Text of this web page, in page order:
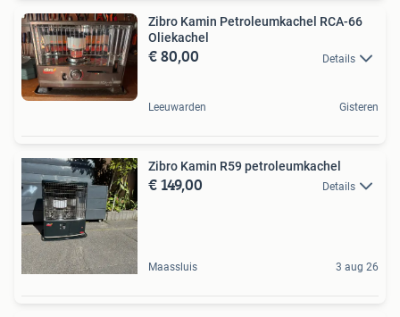
Zibro Kamin Petroleumkachel RCA-66
Oliekachel
€ 80,00 Details
Leeuwarden Gisteren
Zibro Kamin R59 petroleumkachel
€ 149,00 Details
Maassluis 3 aug 26